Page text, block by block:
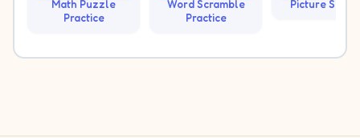
Math Puzzle
Practice
Word Scramble
Practice
Picture